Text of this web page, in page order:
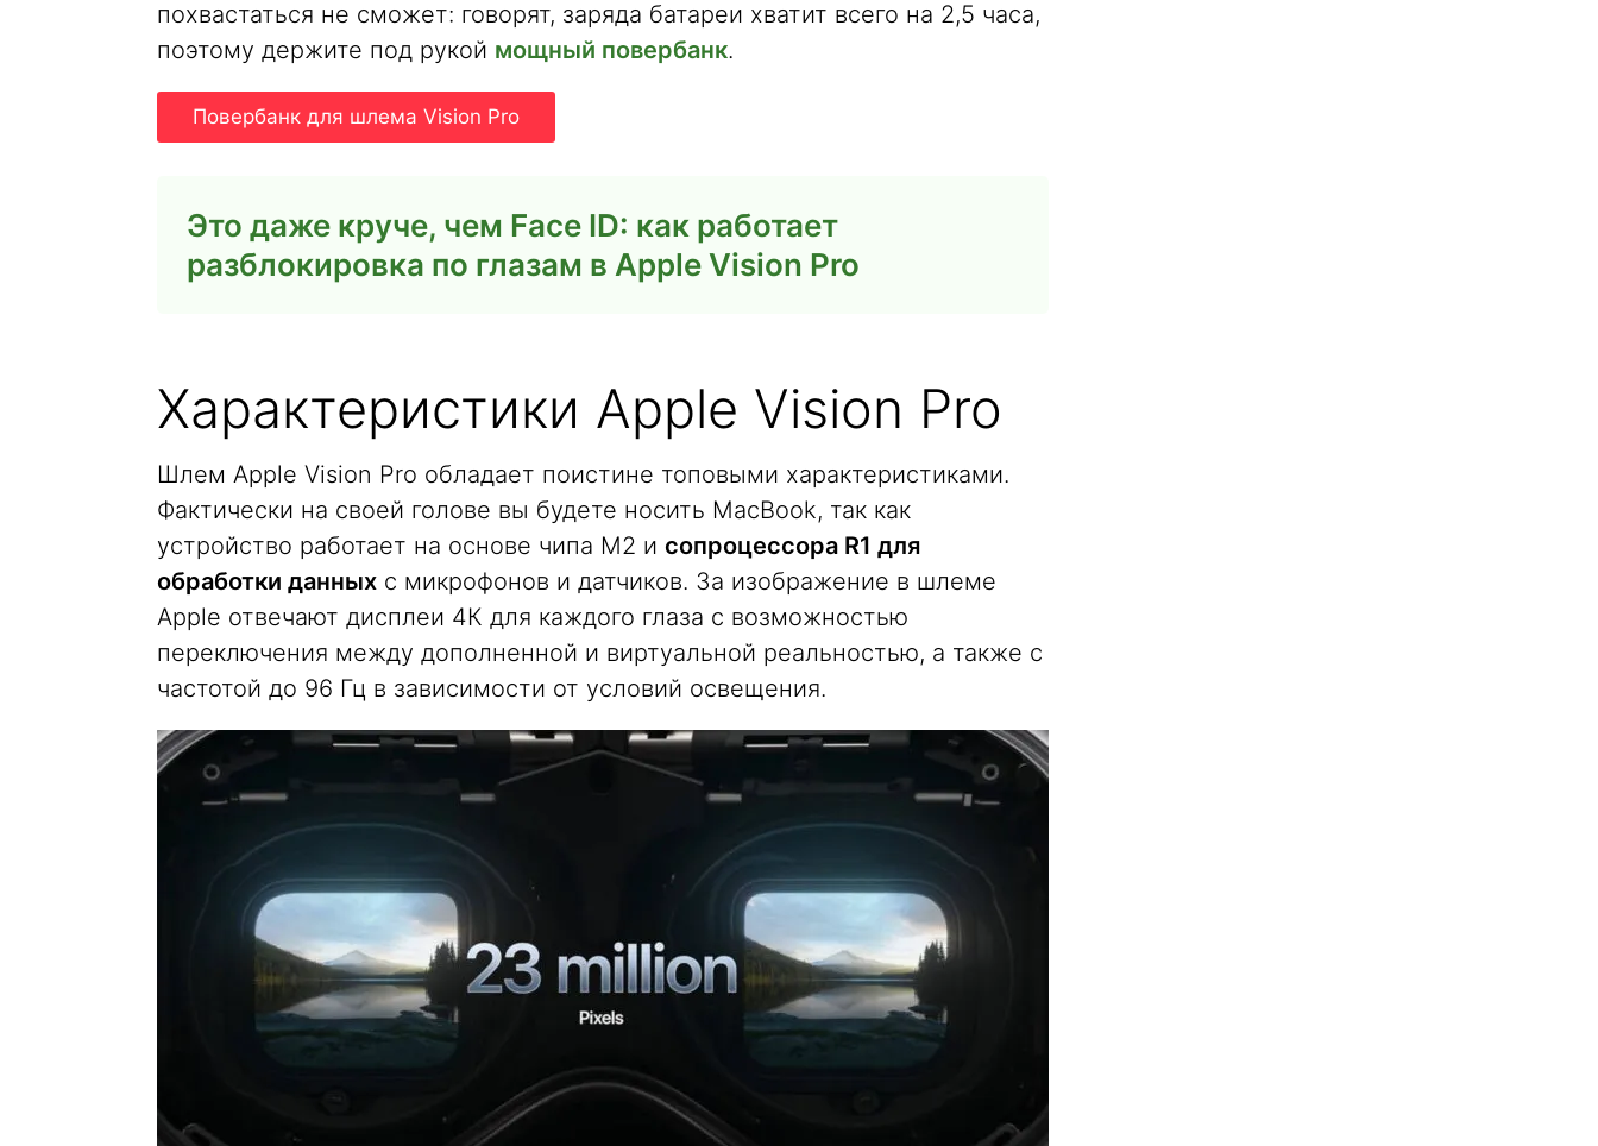
похвастаться не сможет: говорят, заряда батареи хватит всего на 2,5 часа,
поэтому держите под рукой мощный повербанк.
Повербанк для шлема Vision Pro
Это даже круче, чем Face ID: как работает
разблокировка по глазам в Apple Vision Pro
Характеристики Apple Vision Pro
Шлем Apple Vision Pro обладает поистине топовыми характеристиками.
Фактически на своей голове вы будете носить MacBook, так как
устройство работает на основе чипа М2 и сопроцессора R1 для
обработки данных с микрофонов и датчиков. За изображение в шлеме
Apple отвечают дисплеи 4К для каждого глаза с возможностью
переключения между дополненной и виртуальной реальностью, а также с
частотой до 96 Гц в зависимости от условий освещения.